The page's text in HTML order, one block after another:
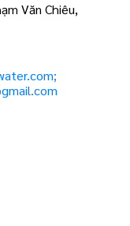
Văn Chiêu,